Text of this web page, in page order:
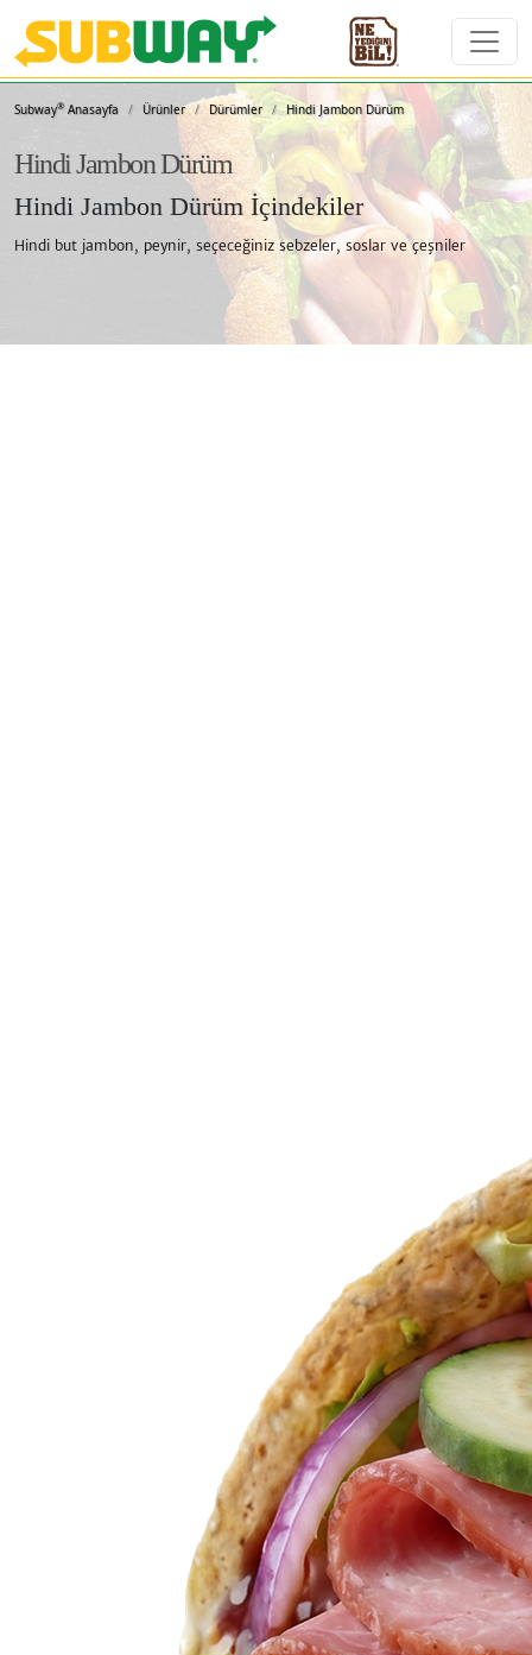
Subway Sandviçleri
Subway® Anasayfa Ürünler Dürümler Hindi Jambon Dürüm
Hindi Jambon Dürüm
Hindi Jambon Dürüm İçindekiler
Hindi but jambon, peynir, seçeceğiniz sebzeler, soslar ve çeşniler